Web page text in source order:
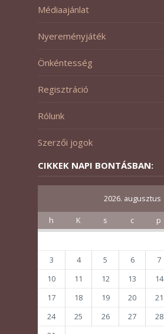
Médiaajánlat
Nyereményjáték
Önkéntesség
Regisztráció
Rólunk
Szerzői jogok
CIKKEK NAPI BONTÁSBAN:
2026. augusztus
h K s c p
3
4 5 6 7
10
11 12 13 14
17
18 19 20 21
24
25 26 27 28